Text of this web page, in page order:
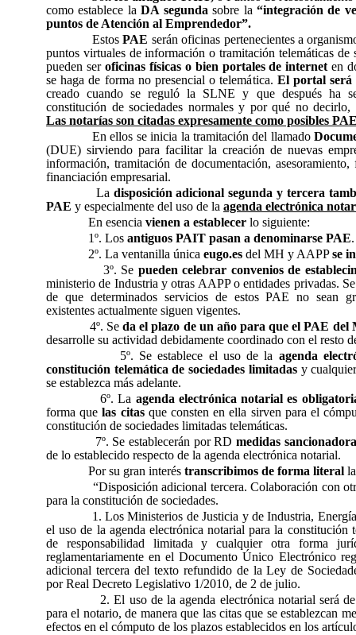
como establece laDA segundasobre la “integración de
puntos de Atención al Emprendedor”.
EstosPAE serán oficinas pertenecientes a
puntos virtuales de información o tramitación telemáticas de
pueden ser oficinas físicas o bien portales de interneten
se haga de forma no presencial o telemática. El portal
creado cuando se reguló la SLNE y que después ha
constitución de sociedades normales y por qué no decirlo,
Las notarías son citadas expresamente como posibles
En ellos se inicia la tramitación del llamado
(DUE) sirviendo para facilitar la creación de nuevas
información, tramitación de documentación,
financiación empresarial.
La disposición adicional segunda y tercera
PAE y especialmente del uso de la agenda electrónica
En esencia vienen a establecer lo siguiente:
1º. Los antiguos PAIT pasan a denominarse PAE.
2º. La ventanilla única eugo.es del MH y AAPPse
3º. Se pueden celebrar convenios de
ministerio de Industria y otras AAPP o entidades privadas.
de que determinados servicios de estos PAE no sean
existentes actualmente siguen vigentes.
4º. Seda el plazo de un año para que el PAE
desarrolle su actividad debidamente coordinado con el resto
5º. Se establece el uso de la agenda
constitución telemática de sociedades limitadasy
se establezca más adelante.
6º. La agenda electrónica notarial es
forma quelas citasque consten en ella sirven para el
constitución de sociedades limitadas telemáticas.
7º. Se establecerán por RDmedidas
de lo establecido respecto de la agenda electrónica notarial.
Por su gran interés transcribimos de forma literal
“Disposición adicional tercera. Colaboración con
para la constitución de sociedades.
1. Los Ministerios de Justicia y de Industria,
el uso de la agenda electrónica notarial para la constitución
de responsabilidad limitada y cualquier otra forma
reglamentariamente en el Documento Único Electrónico
adicional tercera del texto refundido de la Ley de
por Real Decreto Legislativo 1/2010, de 2 de julio.
2. El uso de la agenda electrónica notarial será
para el notario, de manera que las citas que se establezcan
efectos en el cómputo de los plazos establecidos en los